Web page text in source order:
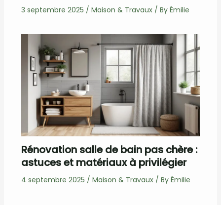
3 septembre 2025 / Maison & Travaux/ By Émilie
Rénovation salle de bain pas chère :
astuces et matériaux à privilégier
4 septembre 2025 / Maison & Travaux/ By Émilie